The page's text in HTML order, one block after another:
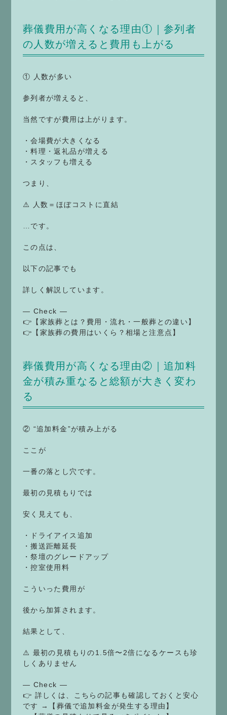
葬儀費用が高くなる理由①｜参列者
の人数が増えると費用も上がる
① 人数が多い
参列者が増えると、
当然ですが費用は上がります。
・会場費が大きくなる
・料理・返礼品が増える
・スタッフも増える
つまり、
⚠️ 人数＝ほぼコストに直結
…です。
この点は、
以下の記事でも
詳しく解説しています。
— Check —
👉【家族葬とは？費用・流れ・一般葬との違い】
👉【家族葬の費用はいくら？相場と注意点】
葬儀費用が高くなる理由②｜追加料
金が積み重なると総額が大きく変わ
る
② “追加料金”が積み上がる
ここが
一番の落とし穴です。
最初の見積もりでは
安く見えても、
・ドライアイス追加
・搬送距離延長
・祭壇のグレードアップ
・控室使用料
こういった費用が
後から加算されます。
結果として、
⚠️ 最初の見積もりの1.5倍〜2倍になるケースも珍
しくありません
— Check —
👉 詳しくは、こちらの記事も確認しておくと安心
です →【葬儀で追加料金が発生する理由】